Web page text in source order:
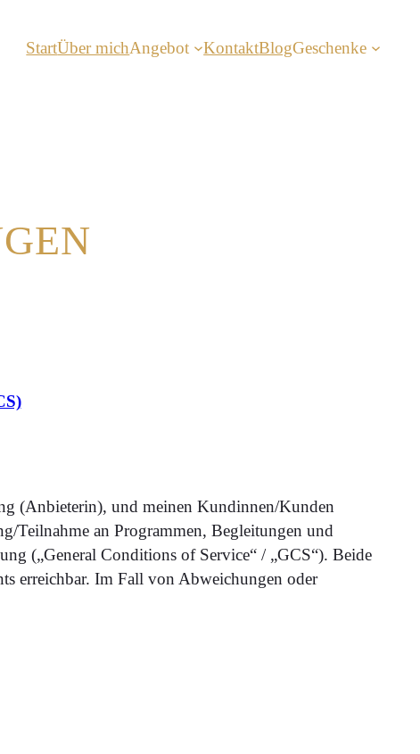
StartÜber michAngebot KontaktBlogGeschenke
(Anbieterin), und meinen Kundinnen/Kunden
Teilnahme an Programmen, Begleitungen und
(„General Conditions of Service“ / „GCS“). Beide
erreichbar. Im Fall von Abweichungen oder